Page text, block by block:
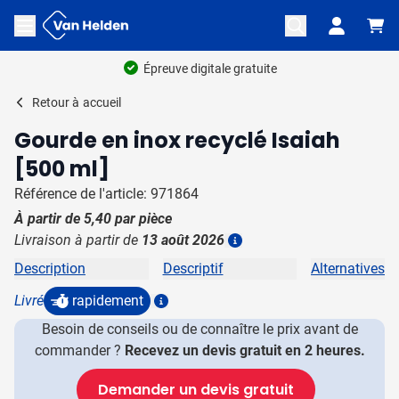
Aller au contenu
Ouvrir le menu
Épreuve digitale gratuite
Retour à accueil
Livré
rapidement
Plus d'information
Gourde en inox recyclé Isaiah
[500 ml]
Référence de l'article: 971864
À partir de 5,40 par pièce
Livraison à partir de 13 août 2026
Description Descriptif Alternatives
Besoin de conseils ou de connaître le prix avant de
commander ? Recevez un devis gratuit en 2 heures.
Demander un devis gratuit